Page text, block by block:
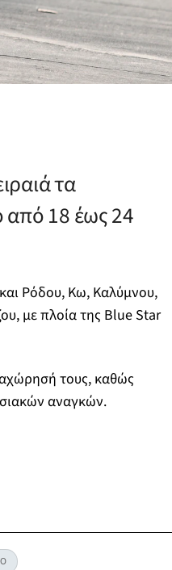
τα
από 18 έως 24
Ρόδου, Κω, Καλύμνου,
με πλοία της Blue Star
τους, καθώς
αναγκών.